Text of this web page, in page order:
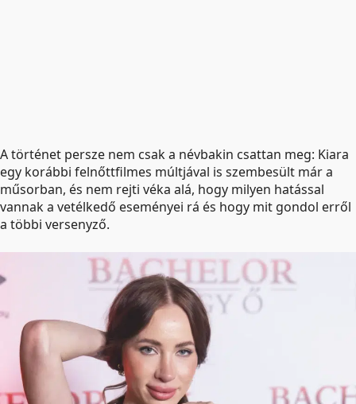
A történet persze nem csak a névbakin csattan meg: Kiara
egy korábbi felnőttfilmes múltjával is szembesült már a
műsorban, és nem rejti véka alá, hogy milyen hatással
vannak a vetélkedő eseményei rá és hogy mit gondol erről
a többi versenyző.